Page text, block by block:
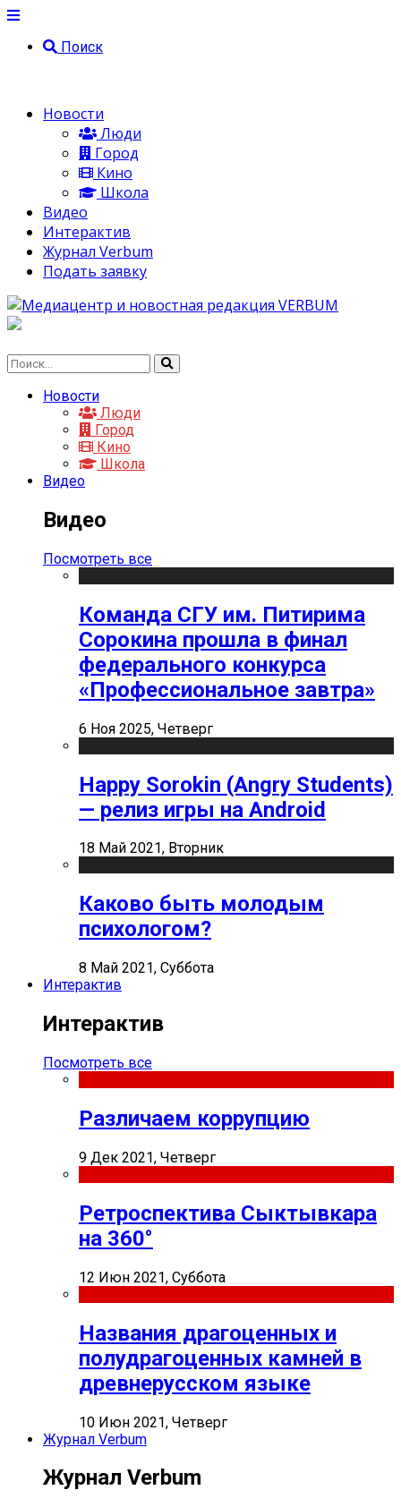
Поиск
Новости
Люди
Город
Кино
Школа
Видео
Интерактив
Журнал Verbum
Подать заявку
Новости
Люди
Город
Кино
Школа
Видео
Видео
Посмотреть все
Команда СГУ им. Питирима
Сорокина прошла в финал
федерального конкурса
«Профессиональное завтра»
6 Ноя 2025, Четверг
Happy Sorokin (Angry Students)
— релиз игры на Android
18 Май 2021, Вторник
Каково быть молодым
психологом?
8 Май 2021, Суббота
Интерактив
Интерактив
Посмотреть все
Различаем коррупцию
9 Дек 2021, Четверг
Ретроспектива Сыктывкара
на 360°
12 Июн 2021, Суббота
Названия драгоценных и
полудрагоценных камней в
древнерусском языке
10 Июн 2021, Четверг
Журнал Verbum
Журнал Verbum